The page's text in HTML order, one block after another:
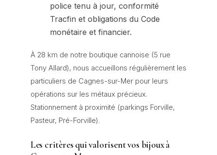
police tenu à jour, conformité
Tracfin et obligations du Code
monétaire et financier.
À 28 km de notre boutique cannoise (5 rue
Tony Allard), nous accueillons régulièrement les
particuliers de Cagnes-sur-Mer pour leurs
opérations sur les métaux précieux.
Stationnement à proximité (parkings Forville,
Pasteur, Pré-Forville).
Les critères qui valorisent vos bijoux à